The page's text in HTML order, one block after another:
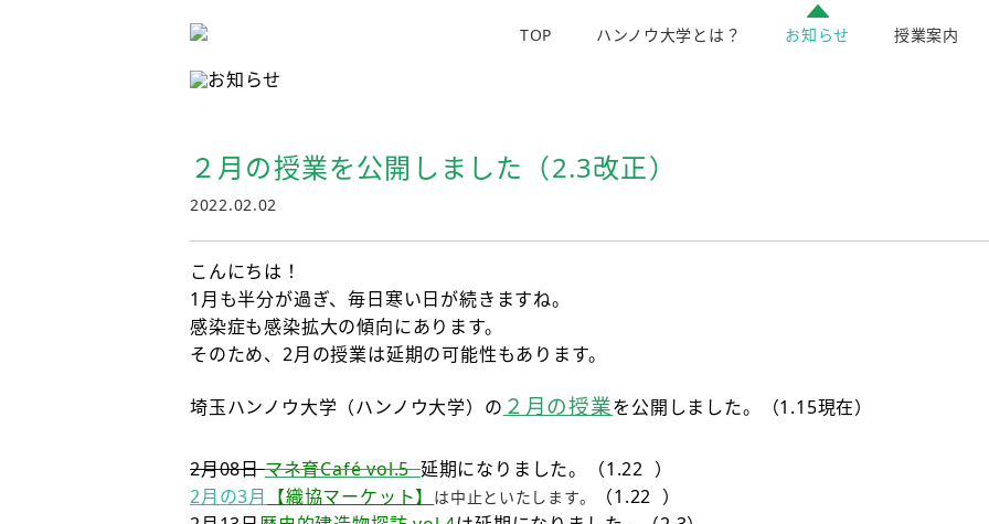
TOP ハンノウ大学とは？ お知らせ 授業案内
２月の授業を公開しました（2.3改正）
2022.02.02
こんにちは！
1月も半分が過ぎ、毎日寒い日が続きますね。
感染症も感染拡大の傾向にあります。
そのため、2月の授業は延期の可能性もあります。
埼玉ハンノウ大学（ハンノウ大学）の ２月の授業を公開しました。（1.15現在）
2月08日マネ育Café vol.5延期になりました。（1.22 ）
2月の3月 【織協マーケット】 は中止といたします。
（1.22 ）